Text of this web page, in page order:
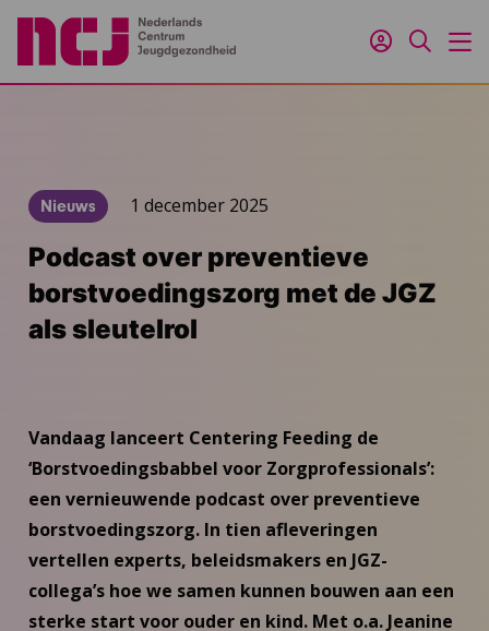
Inloggen
Zoeken
Nieuws 1 december 2025
Podcast over preventieve
borstvoedingszorg met de JGZ
als sleutelrol
Vandaag lanceert Centering Feeding de
‘Borstvoedingsbabbel voor Zorgprofessionals’:
een vernieuwende podcast over preventieve
borstvoedingszorg. In tien afleveringen
vertellen experts, beleidsmakers en JGZ-
collega’s hoe we samen kunnen bouwen aan een
sterke start voor ouder en kind. Met o.a. Jeanine